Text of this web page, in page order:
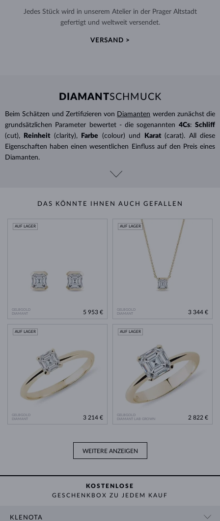
Jedes Stück wird in unserem Atelier in der Prager Altstadt
gefertigt und weltweit versendet.
VERSAND >
DIAMANTSCHMUCK
Beim Schätzen und Zertifizieren von Diamanten werden zunächst die
grundsätzlichen Parameter bewertet - die sogenannten 4Cs: Schliff
(cut),
Reinheit (clarity), Farbe (colour) und Karat (carat). All diese
Eigenschaften haben einen wesentlichen Einfluss auf den Preis eines
Diamanten.
DAS KÖNNTE IHNEN AUCH GEFALLEN
GELBGOLD
DIAMANT
AUF LAGER
5 953 €
GELBGOLD
DIAMANT
AUF LAGER
3 344 €
GELBGOLD
DIAMANT
AUF LAGER
3 214 €
GELBGOLD
DIAMANT LAB GROWN
AUF LAGER
2 822 €
WEITERE ANZEIGEN
KOSTENLOSE
GESCHENKBOX ZU JEDEM KAUF
KLENOTA